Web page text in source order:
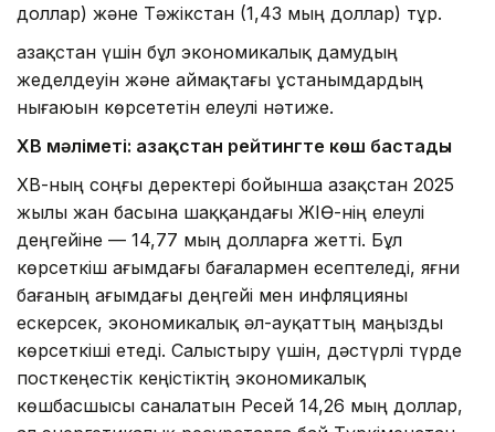
доллар) және Тәжікстан (1,43 мың доллар) тұр.
Қазақстан үшін бұл экономикалық дамудың
жеделдеуін және аймақтағы ұстанымдардың
нығаюын көрсететін елеулі нәтиже.
ХВҚ мәліметі: Қазақстан рейтингте көш бастады
ХВҚ-ның соңғы деректері бойынша Қазақстан 2025
жылы жан басына шаққандағы ЖІӨ-нің елеулі
деңгейіне — 14,77 мың долларға жетті. Бұл
көрсеткіш ағымдағы бағалармен есептеледі, яғни
бағаның ағымдағы деңгейі мен инфляцияны
ескерсек, экономикалық әл-ауқаттың маңызды
көрсеткіші етеді. Салыстыру үшін, дәстүрлі түрде
посткеңестік кеңістіктің экономикалық
көшбасшысы саналатын Ресей 14,26 мың доллар,